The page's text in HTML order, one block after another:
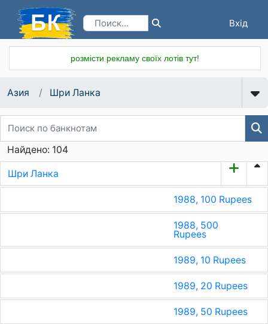
Вхід
розмісти рекламу своїх лотів тут!
Азия Шри Ланка
Найдено: 104
Шри Ланка
1988, 100 Rupees
1988, 500
Rupees
1989, 10 Rupees
1989, 20 Rupees
1989, 50 Rupees